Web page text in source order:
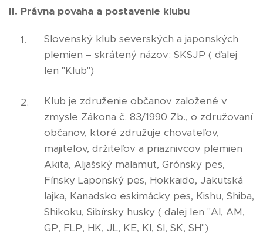
II. Právna povaha a postavenie klubu
Slovenský klub severských a japonských
plemien – skrátený názov: SKSJP ( ďalej
len "Klub")
Klub je združenie občanov založené v
zmysle Zákona č. 83/1990 Zb., o združovaní
občanov, ktoré združuje chovateľov,
majiteľov, držiteľov a priaznivcov plemien
Akita, Aljašský malamut, Grónsky pes,
Fínsky Laponský pes, Hokkaido, Jakutská
lajka, Kanadsko eskimácky pes, Kishu, Shiba,
Shikoku, Sibírsky husky ( ďalej len "AI, AM,
GP, FLP, HK, JL, KE, KI, SI, SK, SH")